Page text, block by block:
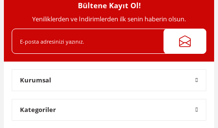
Gönder
Bültene Kayıt Ol!
Yeniliklerden ve İndirimlerden ilk senin haberin olsun.
Kurumsal
Kategoriler